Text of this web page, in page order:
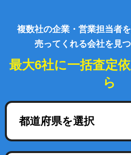
複数社の企業・営業担当者
売ってくれる会社を見つ
最大6社に一括査定
ら
都道府県を選択